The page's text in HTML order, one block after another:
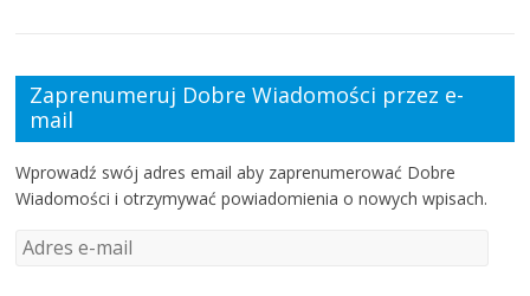
Zaprenumeruj Dobre Wiadomości przez e-
mail
Wprowadź swój adres email aby zaprenumerować Dobre
Wiadomości i otrzymywać powiadomienia o nowych wpisach.